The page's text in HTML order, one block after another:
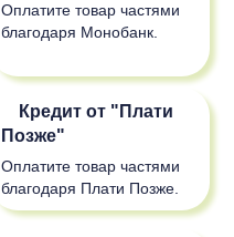
Оплатите товар частями
благодаря Монобанк.
Кредит от "Плати
Позже"
Оплатите товар частями
благодаря Плати Позже.